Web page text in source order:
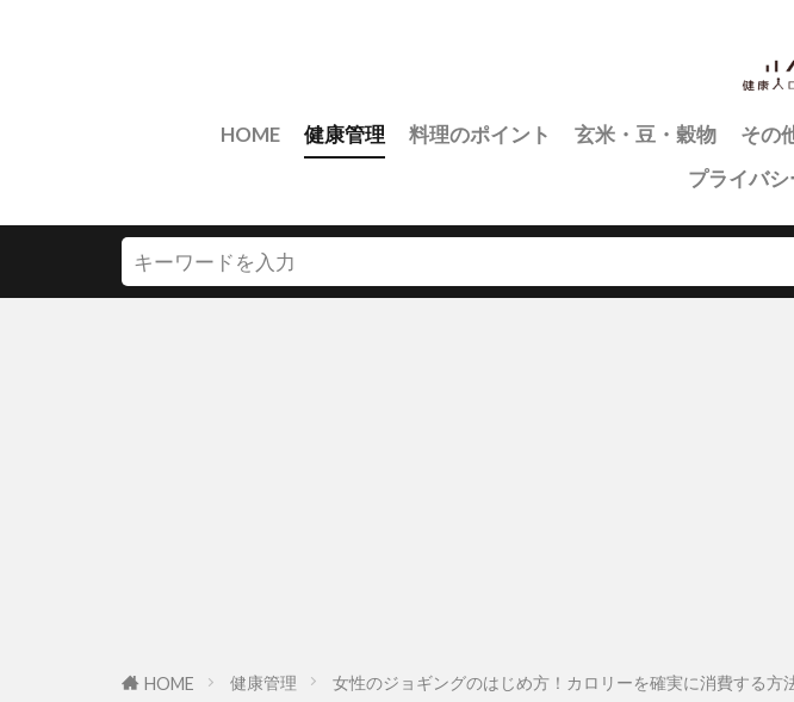
HOME 健康管理 料理のポイント 玄米・豆・穀物 その
プライバ
HOME 健康管理 女性のジョギングのはじめ方！カロリーを確実に消費する方